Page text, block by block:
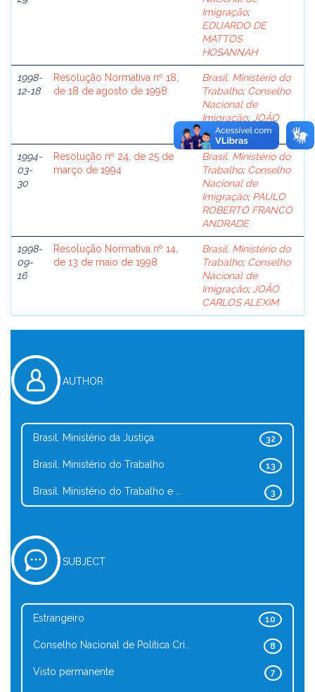
Imigração;
EDUARDO DE
MATTOS
HOSANNAH
1998-
12-18
Resolução Normativa nº 18,
de 18 de agosto de 1998
Brasil. Ministério do
Trabalho; Conselho
Nacional de
Imigração; JOÃO
CARLOS ALEXIM
1994-
03-
30
Resolução nº 24, de 25 de
março de 1994
Brasil. Ministério do
Trabalho; Conselho
Nacional de
Imigração; PAULO
ROBERTO FRANCO
ANDRADE
1998-
09-
16
Resolução Normativa nº 14,
de 13 de maio de 1998
Brasil. Ministério do
Trabalho; Conselho
Nacional de
Imigração; JOÃO
CARLOS ALEXIM
AUTHOR
32
Brasil. Ministério da Justiça
13
Brasil. Ministério do Trabalho
3
Brasil. Ministério do Trabalho e ...
SUBJECT
10
Estrangeiro
8
Conselho Nacional de Política Cri...
7
Visto permanente